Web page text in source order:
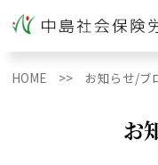
HOME >> お知らせ/
お